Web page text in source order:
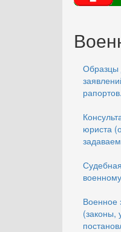
Образцы
юриста
Военное
(законы,